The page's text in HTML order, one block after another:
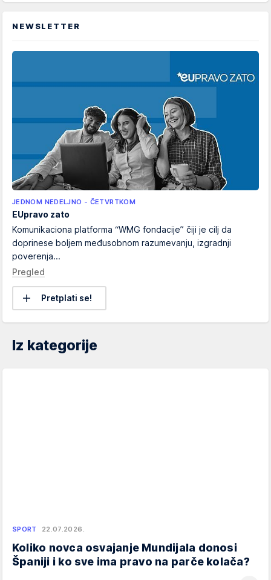
NEWSLETTER
JEDNOM NEDELJNO - ČETVRTKOM
EUpravo zato
Komunikaciona platforma “WMG fondacije” čiji je cilj da
doprinese boljem međusobnom razumevanju, izgradnji
poverenja...
Pregled
Pretplati se!
Iz kategorije
SPORT 22.07.2026.
Koliko novca osvajanje Mundijala donosi
Španiji i ko sve ima pravo na parče kolača?